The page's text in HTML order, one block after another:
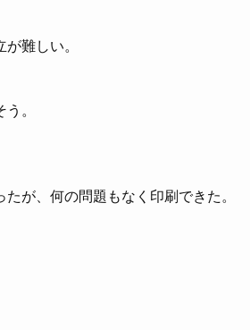
難しい。
。
が、何の問題もなく印刷できた。